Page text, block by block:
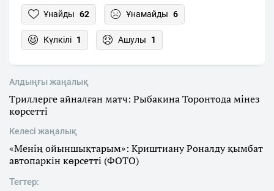
Ұнайды 62 Ұнамайды 6
Күлкілі 1 Ашулы 1
Алдыңғы жаңалық
Триллерге айналған матч: Рыбакина Торонтода мінез
көрсетті
Келесі жаңалық
«Менің ойыншықтарым»: Криштиану Роналду қымбат
автопаркін көрсетті (ФОТО)
Тегтер: